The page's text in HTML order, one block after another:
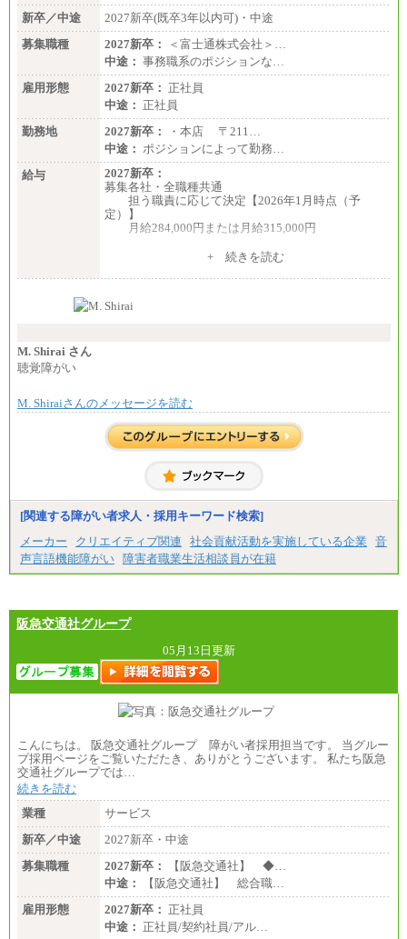
新卒／中途
2027新卒(既卒3年以内可)・中途
募集職種
2027新卒：
＜富士通株式会社＞…
中途： 事務職系のポジションな…
雇用形態
2027新卒： 正社員
中途： 正社員
勤務地
2027新卒：
・本店 〒211…
中途： ポジションによって勤務…
給与
2027新卒：
募集各社・全職種共通
担う職責に応じて決定【2026年1月時点（予
定）】
月給284,000円または月給315,000円
※入社後早期から、自律的な業務遂行が求めら
す。
い職責を担う方については、さらに高い金額を個別
※上記に加え、所定労働時間外に勤務をした場
※試用期間中も給与に変更はございません。
＜募集各社・全職種共通＞
月給21万円以上～
※試用期間中の給与に変更はありません。
ます。
+ 続きを読む
M. Shirai さん
聴覚障がい
M. Shiraiさんのメッセージを読む
[関連する障がい者求人・採用キーワード検索]
メーカー
クリエイティブ関連 社会貢献活動を実施している企業
音
声言語機能障がい 障害者職業生活相談員が在籍
阪急交通社グループ
05月13日更新
こんにちは。 阪急交通社グループ 障がい者採用担当です。 当グルー
プ採用ページをご覧いただたき、ありがとうございます。 私たち阪急
交通社グループでは…
続きを読む
業種
サービス
新卒／中途
2027新卒・中途
募集職種
2027新卒：
【阪急交通社】 ◆…
中途：
【阪急交通社】 総合職…
雇用形態
2027新卒： 正社員
中途： 正社員/契約社員/アル…